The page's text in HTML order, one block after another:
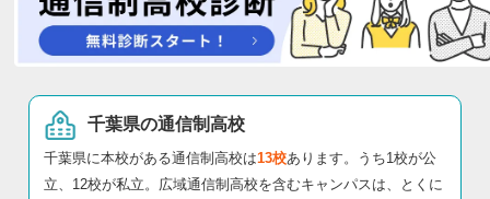
千葉県の通信制高校
千葉県に本校がある通信制高校は13校あります。うち1校が公
立、12校が私立。広域通信制高校を含むキャンパスは、とくに